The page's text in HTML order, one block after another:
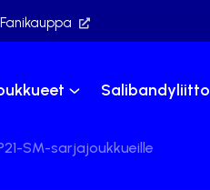
Fanikauppa
Salibandyliitto
SM-sarjajoukkueille